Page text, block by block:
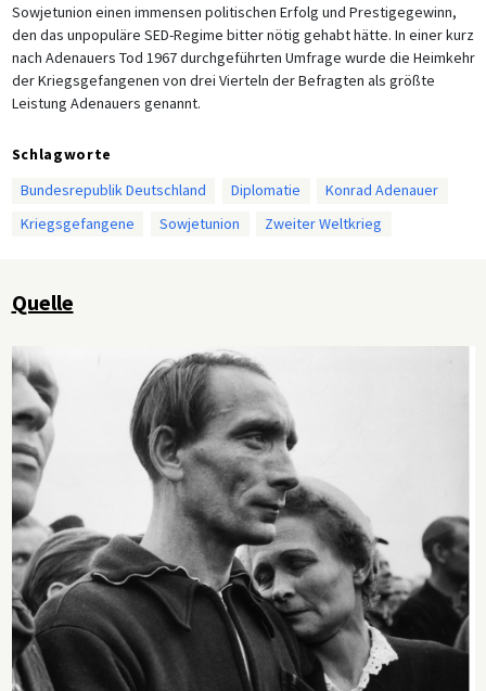
Sowjetunion einen immensen politischen Erfolg und Prestigegewinn,
den das unpopuläre SED-Regime bitter nötig gehabt hätte. In einer kurz
nach Adenauers Tod 1967 durchgeführten Umfrage wurde die Heimkehr
der Kriegsgefangenen von drei Vierteln der Befragten als größte
Leistung Adenauers genannt.
Schlagworte
Bundesrepublik Deutschland
Diplomatie
Konrad Adenauer
Kriegsgefangene
Sowjetunion Zweiter Weltkrieg
Quelle